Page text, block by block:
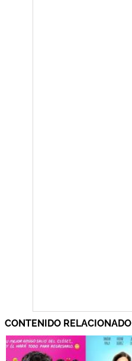
CONTENIDO RELACIONADO